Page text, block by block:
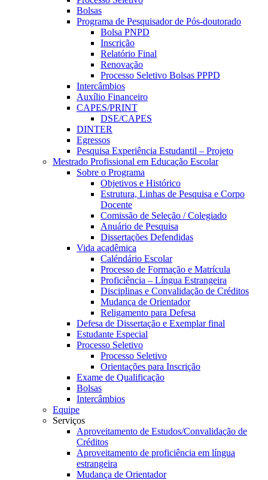
Bolsas
Programa de Pesquisador de Pós-doutorado
Bolsa PNPD
Inscrição
Relatório Final
Renovação
Processo Seletivo Bolsas PPPD
Intercâmbios
Auxílio Financeiro
CAPES/PRINT
DSE/CAPES
DINTER
Egressos
Pesquisa Experiência Estudantil – Projeto
Mestrado Profissional em Educação Escolar
Sobre o Programa
Objetivos e Histórico
Estrutura, Linhas de Pesquisa e Corpo
Docente
Comissão de Seleção / Colegiado
Anuário de Pesquisa
Dissertações Defendidas
Vida acadêmica
Caléndário Escolar
Processo de Formação e Matrícula
Proficiência – Língua Estrangeira
Disciplinas e Convalidação de Créditos
Mudança de Orientador
Religamento para Defesa
Defesa de Dissertação e Exemplar final
Estudante Especial
Processo Seletivo
Processo Seletivo
Orientações para Inscrição
Exame de Qualificação
Bolsas
Intercâmbios
Equipe
Serviços
Aproveitamento de Estudos/Convalidação de
Créditos
Aproveitamento de proficiência em língua
estrangeira
Mudança de Orientador